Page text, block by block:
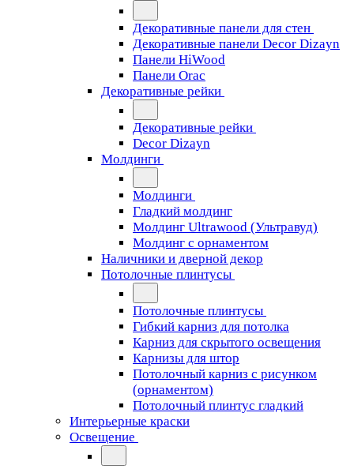
Декоративные панели для стен
Декоративные панели Decor Dizayn
Панели HiWood
Панели Orac
Декоративные рейки
Декоративные рейки
Decor Dizayn
Молдинги
Молдинги
Гладкий молдинг
Молдинг Ultrawood (Ультравуд)
Молдинг с орнаментом
Наличники и дверной декор
Потолочные плинтусы
Потолочные плинтусы
Гибкий карниз для потолка
Карниз для скрытого освещения
Карнизы для штор
Потолочный карниз с рисунком
(орнаментом)
Потолочный плинтус гладкий
Интерьерные краски
Освещение